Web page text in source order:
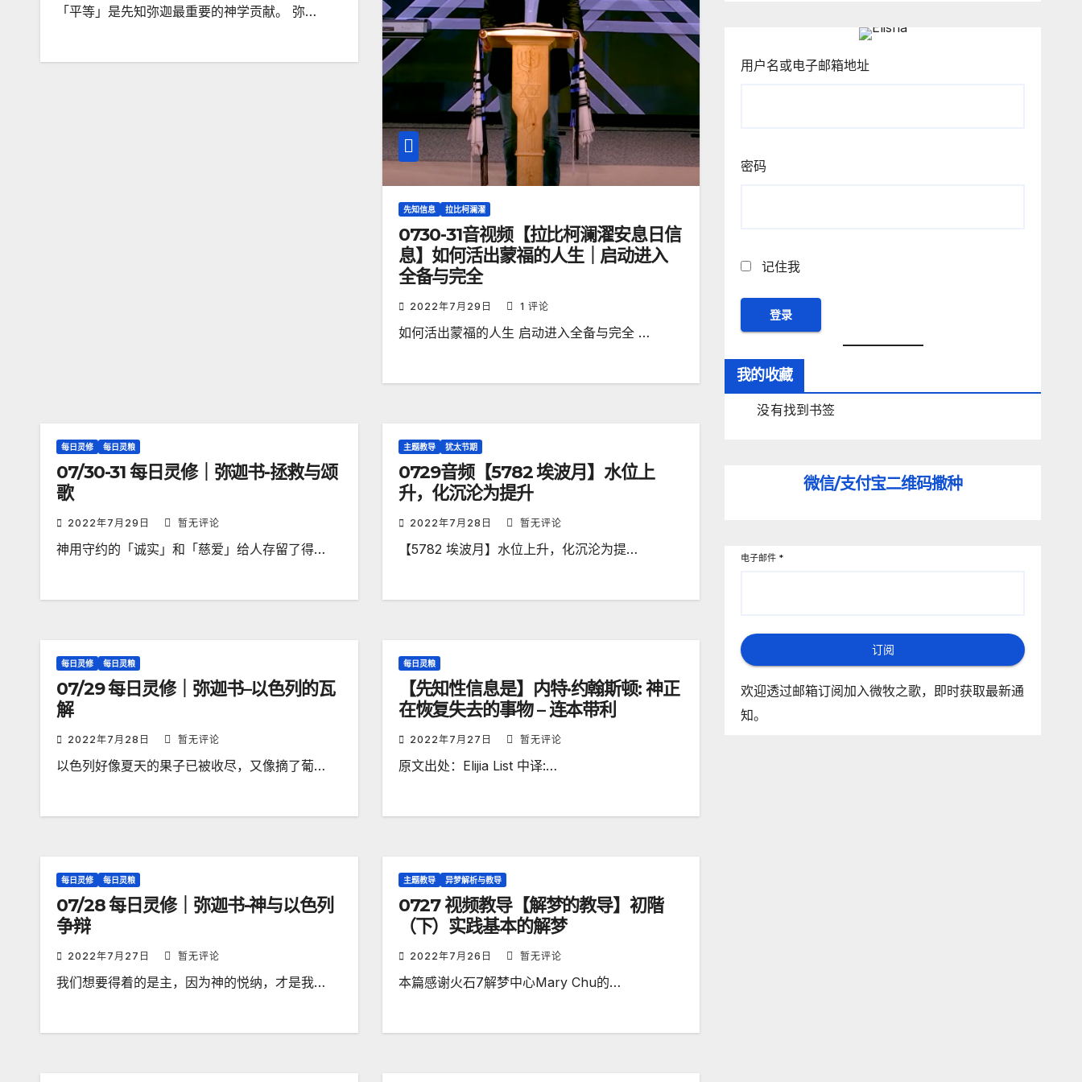
「平等」是先知弥迦最重要的神学贡献。 弥…
先知信息 拉比柯澜濯
0730-31音视频【拉比柯澜濯安息日信
息】如何活出蒙福的人生｜启动进入
全备与完全
2022年7月29日 1 评论
如何活出蒙福的人生 启动进入全备与完全 …
每日灵修 每日灵粮
07/30-31 每日灵修｜弥迦书-拯救与颂
歌
2022年7月29日 暂无评论
神用守约的「诚实」和「慈爱」给人存留了得…
主题教导 犹太节期
0729音频【5782 埃波月】水位上
升，化沉沦为提升
2022年7月28日 暂无评论
【5782 埃波月】水位上升，化沉沦为提…
每日灵修 每日灵粮
07/29 每日灵修｜弥迦书–以色列的瓦
解
2022年7月28日 暂无评论
以色列好像夏天的果子已被收尽，又像摘了葡…
每日灵粮
【先知性信息是】内特·约翰斯顿: 神正
在恢复失去的事物 – 连本带利
2022年7月27日 暂无评论
原文出处：Elijia List 中译:…
每日灵修 每日灵粮
07/28 每日灵修｜弥迦书-神与以色列
争辩
2022年7月27日 暂无评论
我们想要得着的是主，因为神的悦纳，才是我…
主题教导 异梦解析与教导
0727 视频教导【解梦的教导】初階
（下）实践基本的解梦
2022年7月26日 暂无评论
本篇感谢火石7解梦中心Mary Chu的…
用户名或电子邮箱地址
密码
记住我
我的收藏
没有找到书签
微信/支付宝二维码撒种
电子邮件 *
订阅
欢迎透过邮箱订阅加入微牧之歌，即时获取最新通
知。